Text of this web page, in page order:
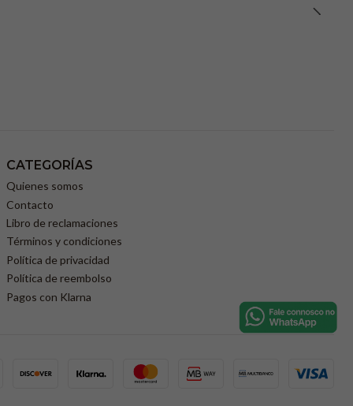
CATEGORÍAS
Quienes somos
Contacto
Libro de reclamaciones
Términos y condiciones
Política de privacidad
Política de reembolso
Pagos con Klarna